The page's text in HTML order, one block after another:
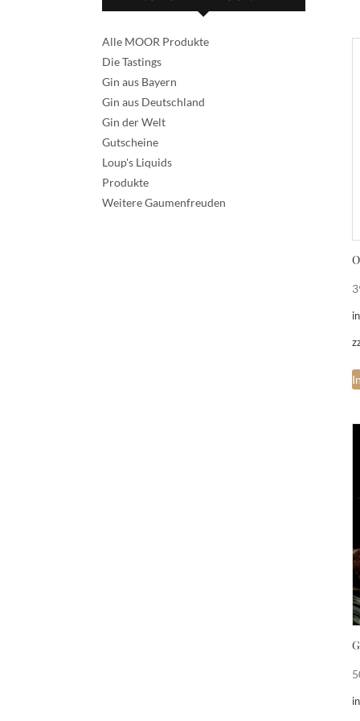
Alle MOOR Produkte
Die Tastings
Gin aus Bayern
Gin aus Deutschland
Gin der Welt
Gutscheine
Loup's Liquids
Produkte
Weitere Gaumenfreuden